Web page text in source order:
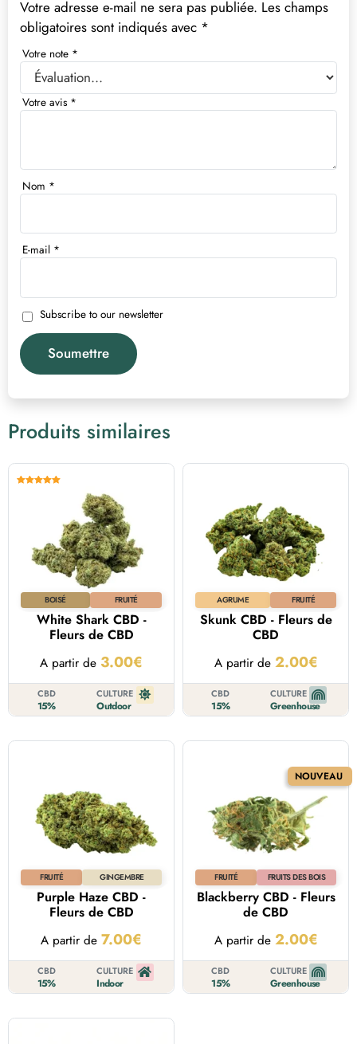
Votre adresse e-mail ne sera pas publiée. Les champs
obligatoires sont indiqués avec *
Votre note *
Votre avis *
Nom *
E-mail *
Subscribe to our newsletter
Produits similaires
BOISÉ FRUITÉ
White Shark CBD -
Fleurs de CBD
A partir de 3.00€
CBD
15%
CULTURE
Outdoor
AGRUME FRUITÉ
Skunk CBD - Fleurs de
CBD
A partir de 2.00€
CBD
15%
CULTURE
Greenhouse
FRUITÉ GINGEMBRE
Purple Haze CBD -
Fleurs de CBD
A partir de 7.00€
CBD
15%
CULTURE
Indoor
FRUITÉ FRUITS DES BOIS
Blackberry CBD - Fleurs
de CBD
A partir de 2.00€
CBD
15%
CULTURE
Greenhouse